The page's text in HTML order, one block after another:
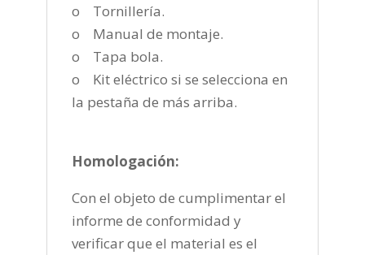
o Tornillería.
o Manual de montaje.
o Tapa bola.
o Kit eléctrico si se selecciona en
la pestaña de más arriba.
Homologación:
Con el objeto de cumplimentar el
informe de conformidad y
verificar que el material es el